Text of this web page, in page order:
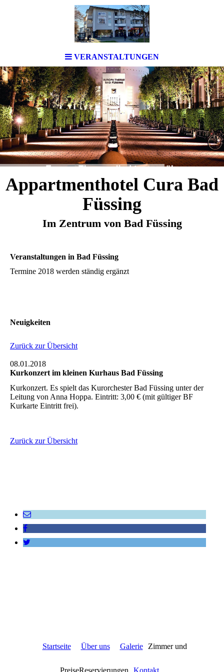
VERANSTALTUNGEN
Appartmenthotel Cura Bad
Füssing
Im Zentrum von Bad Füssing
Veranstaltungen in Bad Füssing
Termine 2018 werden ständig ergänzt
Neuigkeiten
Zurück zur Übersicht
08.01.2018
Kurkonzert im kleinen Kurhaus Bad Füssing
Kurkonzert. Es spielt das Kurorchester Bad Füssing unter der
Leitung von Anna Hoppa. Eintritt: 3,00 € (mit gültiger BF
Kurkarte Eintritt frei).
Zurück zur Übersicht
Startseite Über uns Galerie Zimmer und
PreiseReservierungen Kontakt